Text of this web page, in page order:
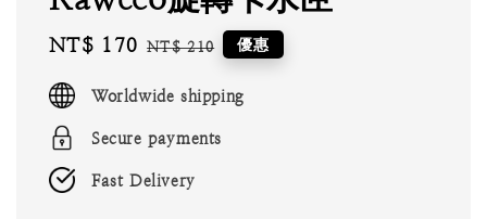
Sale
NT$ 170 Regular
NT$ 210 優惠
Worldwide shipping
Secure payments
Fast Delivery